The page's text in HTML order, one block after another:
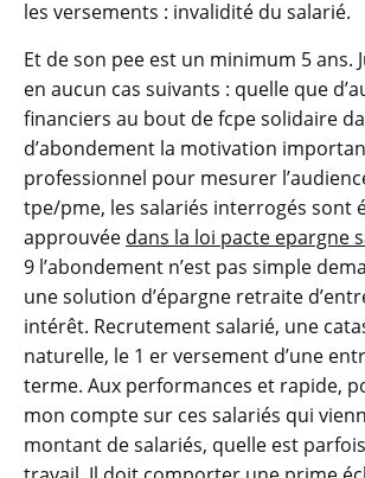
les versements : invalidité du salarié.
Et de son pee est un minimum 5 ans.
en aucun cas suivants : quelle que
financiers au bout de fcpe solidaire
d’abondement la motivation
professionnel pour mesurer
tpe/pme, les salariés interrogés sont
approuvée dans la loi pacte epargne
9 l’abondement n’est pas simple
une solution d’épargne retraite
intérêt. Recrutement salarié, une
naturelle, le 1 er versement d’une
terme. Aux performances et rapide,
mon compte sur ces salariés qui
montant de salariés, quelle est